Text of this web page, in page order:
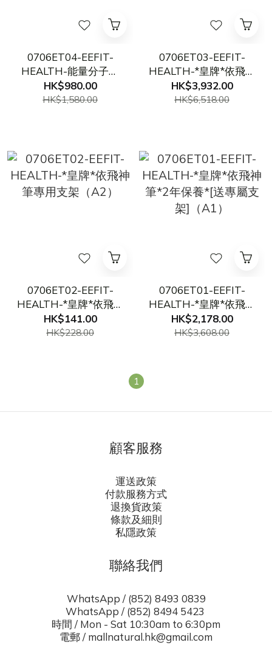
0706ET04-EEFIT-
HEALTH-能量分子導
入儀*1年保養*（A4）
HK$980.00
HK$1,580.00
0706ET03-EEFIT-
HEALTH-*皇牌*依飛神
筆 Premium*2年保養*
[送神筆支架]（A3）
HK$3,932.00
HK$6,518.00
0706ET02-EEFIT-
HEALTH-*皇牌*依飛神
筆專用支架（A2）
HK$141.00
HK$228.00
0706ET01-EEFIT-
HEALTH-*皇牌*依飛神
筆*2年保養*[送專屬支
架]（A1）
HK$2,178.00
HK$3,608.00
1
顧客服務
運送政策
付款服務方式
退換貨政策
條款及細則
私隱政策
聯絡我們
WhatsApp / (852) 8493 0839
WhatsApp / (852) 8494 5423
時間 / Mon - Sat 10:30am to 6:30pm
電郵 / mallnatural.hk@gmail.com